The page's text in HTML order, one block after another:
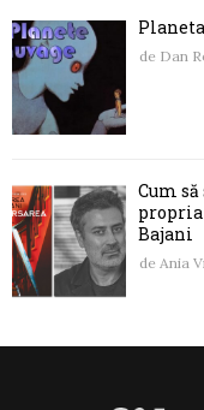
de Dan
Cum
propria
Bajani
de Ania